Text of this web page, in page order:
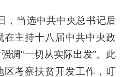
当选中共中央总书记后
在主持十八届中共中央政
调“一切从实际出发”。此
区考察扶贫开发工作，叮